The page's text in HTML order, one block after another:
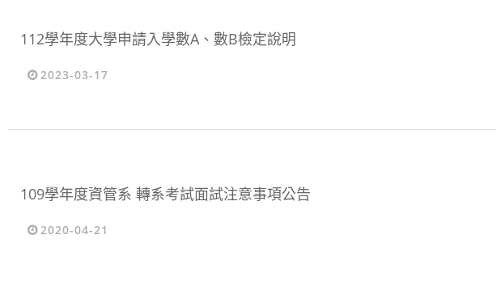
112學年度大學申請入學數A、數B檢定說明
2023-03-17
109學年度資管系 轉系考試面試注意事項公告
2020-04-21